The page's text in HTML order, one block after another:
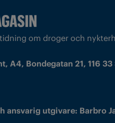
om droger och
A4, Bondegatan 21, 116
ansvarig utgivare: Barbro